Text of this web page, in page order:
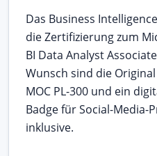
Das Business
die Zertifizierung zum
BI Data Analyst
Wunsch sind die
MOC PL-300 und ein
Badge für Social-Media-
inklusive.